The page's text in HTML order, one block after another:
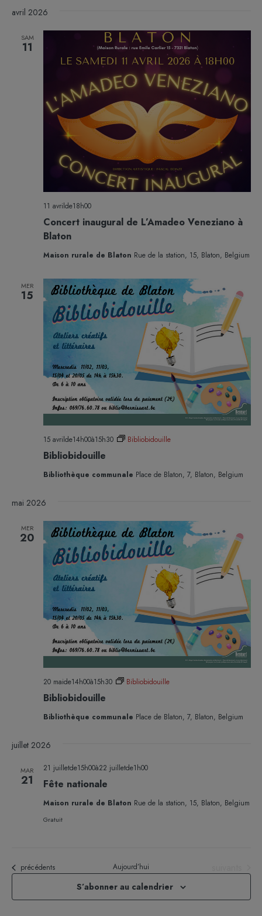
avril 2026
SAM
11
Concert inaugural de L’Amadeo Veneziano à
Blaton
11 avrilde18h00
Maison rurale de Blaton Rue de la station, 15, Blaton, Belgium
MER
15
Bibliobidouille
15 avrilde14h00à15h30 Bibliobidouille
Bibliothèque communale Place de Blaton, 7, Blaton, Belgium
mai 2026
MER
20
Bibliobidouille
20 maide14h00à15h30 Bibliobidouille
Bibliothèque communale Place de Blaton, 7, Blaton, Belgium
juillet 2026
MAR
21 Fête nationale
21 juilletde15h00à22 juilletde1h00
Maison rurale de Blaton Rue de la station, 15, Blaton, Belgium
Gratuit
Évènements
précédents Aujourd’hui
S’abonner au calendrier